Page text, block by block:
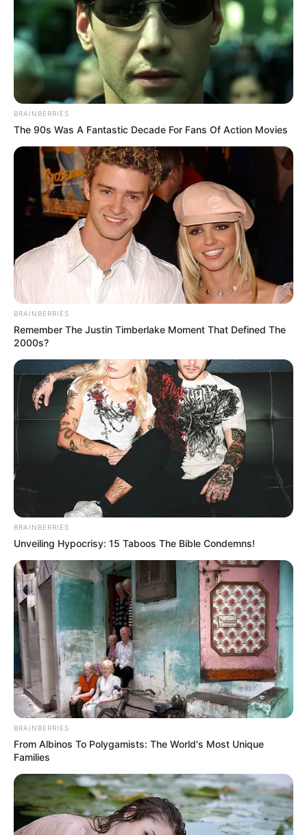
BRAINBERRIES
The 90s Was A Fantastic Decade For Fans Of Action Movies
BRAINBERRIES
Remember The Justin Timberlake Moment That Defined The
2000s?
BRAINBERRIES
Unveiling Hypocrisy: 15 Taboos The Bible Condemns!
BRAINBERRIES
From Albinos To Polygamists: The World's Most Unique
Families